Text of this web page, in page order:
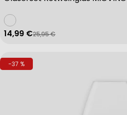
Verkaufspreis
14,99 €
Regulärer Preis
25,95 €
-37 %